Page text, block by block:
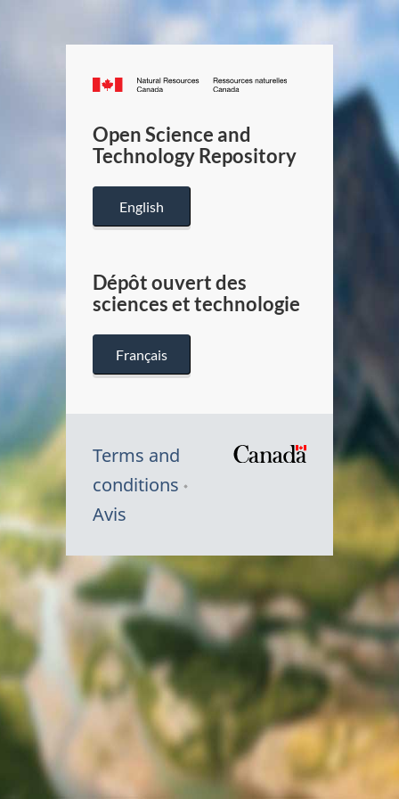
Canada.ca
/
Canada
Open Science and
Technology Repository
English
Dépôt ouvert des
sciences et technologie
Français
Terms and
conditions
Avis
Canada